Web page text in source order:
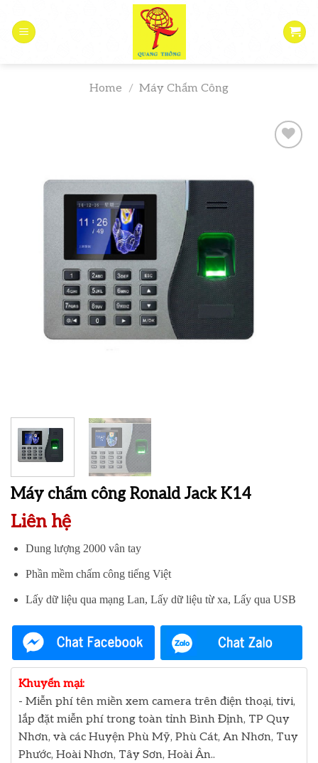
content
Home / Máy Chấm Công
Máy chấm công Ronald Jack K14
Liên hệ
Dung lượng 2000 vân tay
Phần mềm chấm công tiếng Việt
Lấy dữ liệu qua mạng Lan, Lấy dữ liệu từ xa, Lấy qua USB
Khuyến mại:
- Miễn phí tên miền xem camera trên điện thoại, tivi,
lắp đặt miễn phí trong toàn tỉnh Bình Định, TP Quy
Nhơn, và các Huyện Phù Mỹ, Phù Cát, An Nhơn, Tuy
Phước, Hoài Nhơn, Tây Sơn, Hoài Ân..